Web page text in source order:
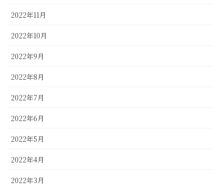
2022年11月
2022年10月
2022年9月
2022年8月
2022年7月
2022年6月
2022年5月
2022年4月
2022年3月